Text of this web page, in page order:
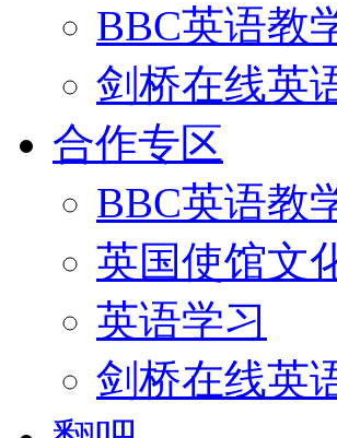
BBC英语教
剑桥在线英
合作专区
BBC英语教
英国使馆文
英语学习
剑桥在线英